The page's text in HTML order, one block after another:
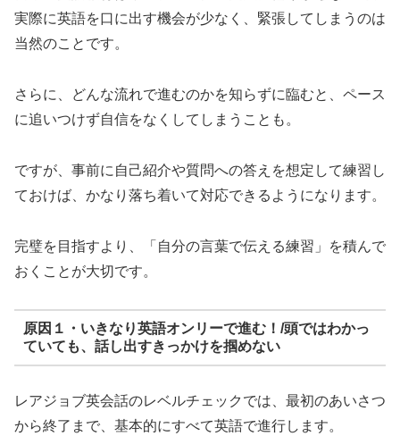
実際に英語を口に出す機会が少なく、緊張してしまうのは
当然のことです。
さらに、どんな流れで進むのかを知らずに臨むと、ペース
に追いつけず自信をなくしてしまうことも。
ですが、事前に自己紹介や質問への答えを想定して練習し
ておけば、かなり落ち着いて対応できるようになります。
完璧を目指すより、「自分の言葉で伝える練習」を積んで
おくことが大切です。
原因１・いきなり英語オンリーで進む！/頭ではわかっ
ていても、話し出すきっかけを掴めない
レアジョブ英会話のレベルチェックでは、最初のあいさつ
から終了まで、基本的にすべて英語で進行します。